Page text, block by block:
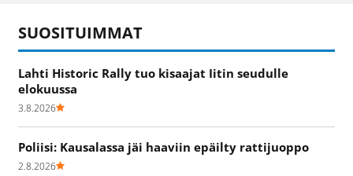
SUOSITUIMMAT
Lahti Historic Rally tuo kisaajat Iitin seudulle
elokuussa
3.8.2026
Poliisi: Kausalassa jäi haaviin epäilty rattijuoppo
2.8.2026